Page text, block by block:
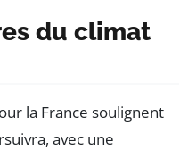
du climat
la France soulignent
avec une